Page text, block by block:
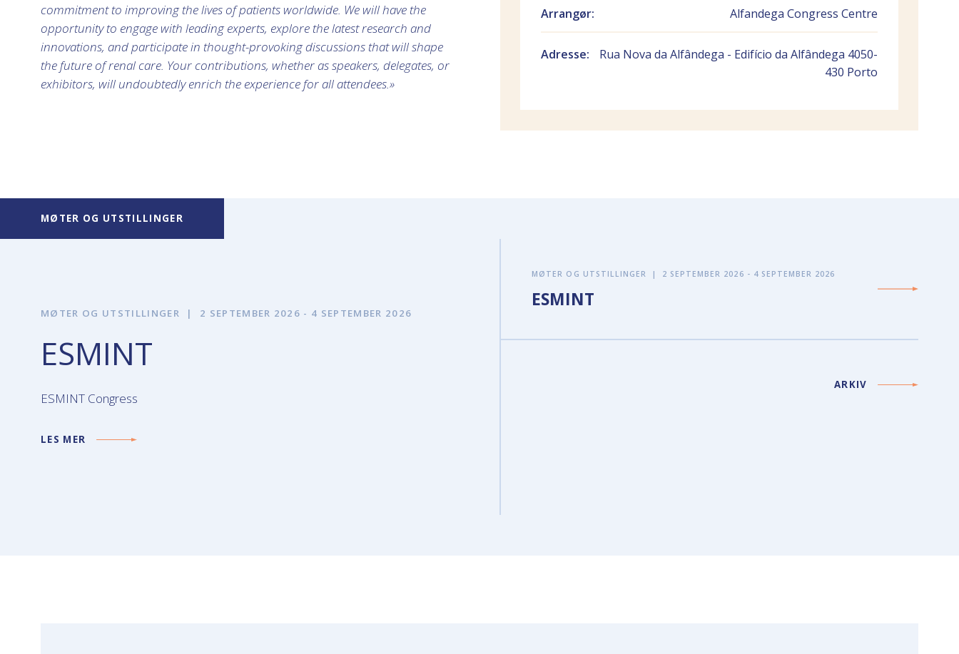
commitment to improving the lives of patients worldwide. We will have the
opportunity to engage with leading experts, explore the latest research and
innovations, and participate in thought-provoking discussions that will shape
the future of renal care. Your contributions, whether as speakers, delegates, or
exhibitors, will undoubtedly enrich the experience for all attendees.»
Arrangør: Alfandega Congress Centre
Adresse:
Rua Nova da Alfândega - Edifício da Alfândega 4050-
430 Porto
MØTER OG UTSTILLINGER
MØTER OG UTSTILLINGER | 2 SEPTEMBER 2026 - 4 SEPTEMBER 2026
ESMINT
ESMINT Congress
LES MER
MØTER OG UTSTILLINGER | 2 SEPTEMBER 2026 - 4 SEPTEMBER 2026
ESMINT
ARKIV